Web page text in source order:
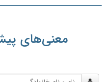
معنی‌های